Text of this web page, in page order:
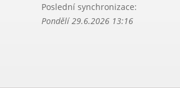
Poslední synchronizace:
Pondělí 29.6.2026 13:16